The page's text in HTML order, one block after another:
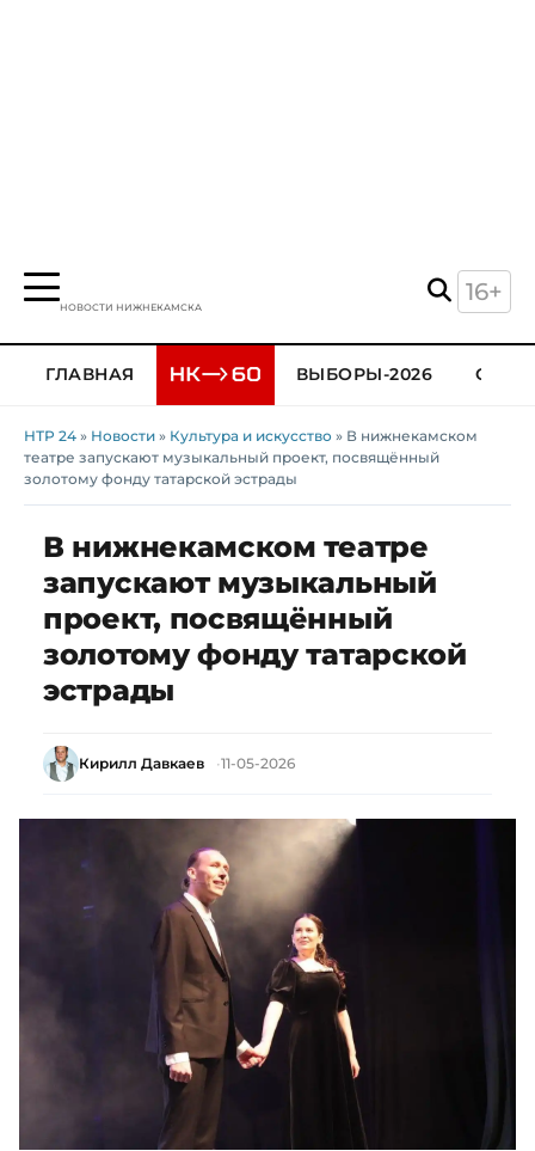
НОВОСТИ НИЖНЕКАМСКА
16+
ГЛАВНАЯ ВЫБОРЫ-2026
НТР 24 » Новости » Культура и искусство » В нижнекамском
театре запускают музыкальный проект, посвящённый
золотому фонду татарской эстрады
В нижнекамском театре
запускают музыкальный
проект, посвящённый
золотому фонду татарской
эстрады
Кирилл Давкаев 11-05-2026